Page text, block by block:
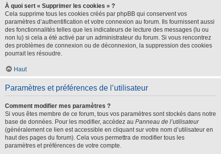
À quoi sert « Supprimer les cookies » ?
Cela supprime tous les cookies créés par phpBB qui conservent vos
paramètres d’authentification et votre connexion au forum. Ils fournissent aussi
des fonctionnalités telles que les indicateurs de lecture des messages (lu ou
non lu) si cela a été activé par un administrateur du forum. Si vous rencontrez
des problèmes de connexion ou de déconnexion, la suppression des cookies
pourrait les résoudre.
Haut
Paramètres et préférences de l’utilisateur
Comment modifier mes paramètres ?
Si vous êtes membre de ce forum, tous vos paramètres sont stockés dans notre
base de données. Pour les modifier, accédez au Panneau de l’utilisateur
(généralement ce lien est accessible en cliquant sur votre nom d’utilisateur en
haut des pages du forum). Cela vous permettra de modifier tous les
paramètres et préférences de votre compte.